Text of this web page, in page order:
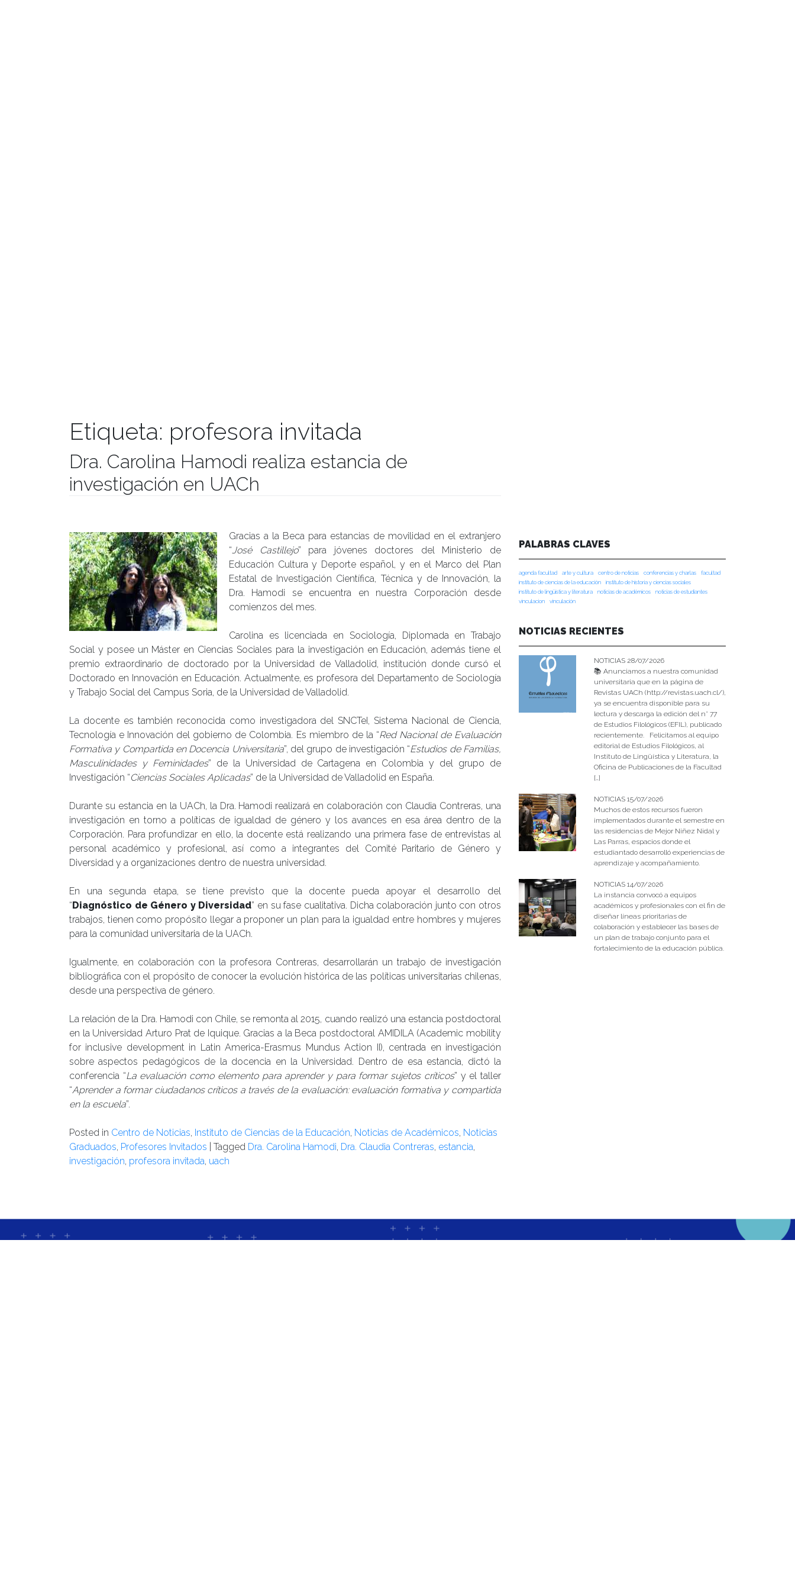
Etiqueta: profesora invitada
Dra. Carolina Hamodi realiza estancia de
investigación en UACh
Gracias a la Beca para estancias de movilidad en el extranjero
“José Castillejo” para jóvenes doctores del Ministerio de
Educación Cultura y Deporte español, y en el Marco del Plan
Estatal de Investigación Científica, Técnica y de Innovación, la
Dra. Hamodi se encuentra en nuestra Corporación desde
comienzos del mes.
Carolina es licenciada en Sociología, Diplomada en Trabajo
Social y posee un Máster en Ciencias Sociales para la investigación en Educación, además tiene el
premio extraordinario de doctorado por la Universidad de Valladolid, institución donde cursó el
Doctorado en Innovación en Educación. Actualmente, es profesora del Departamento de Sociología
y Trabajo Social del Campus Soria, de la Universidad de Valladolid.
La docente es también reconocida como investigadora del SNCTeI, Sistema Nacional de Ciencia,
Tecnología e Innovación del gobierno de Colombia. Es miembro de la “Red Nacional de Evaluación
Formativa y Compartida en Docencia Universitaria”, del grupo de investigación “Estudios de Familias,
Masculinidades y Feminidades” de la Universidad de Cartagena en Colombia y del grupo de
Investigación “Ciencias Sociales Aplicadas” de la Universidad de Valladolid en España.
Durante su estancia en la UACh, la Dra. Hamodi realizará en colaboración con Claudia Contreras, una
investigación en torno a políticas de igualdad de género y los avances en esa área dentro de la
Corporación. Para profundizar en ello, la docente está realizando una primera fase de entrevistas al
personal académico y profesional, así como a integrantes del Comité Paritario de Género y
Diversidad y a organizaciones dentro de nuestra universidad.
En una segunda etapa, se tiene previsto que la docente pueda apoyar el desarrollo del
“ Diagnóstico de Género y Diversidad” en su fase cualitativa. Dicha colaboración junto con otros
trabajos, tienen como propósito llegar a proponer un plan para la igualdad entre hombres y mujeres
para la comunidad universitaria de la UACh.
Igualmente, en colaboración con la profesora Contreras, desarrollarán un trabajo de investigación
bibliográfica con el propósito de conocer la evolución histórica de las políticas universitarias chilenas,
desde una perspectiva de género.
La relación de la Dra. Hamodi con Chile, se remonta al 2015, cuando realizó una estancia postdoctoral
en la Universidad Arturo Prat de Iquique. Gracias a la Beca postdoctoral AMIDILA (Academic mobility
for inclusive development in Latin America-Erasmus Mundus Action II), centrada en investigación
sobre aspectos pedagógicos de la docencia en la Universidad. Dentro de esa estancia, dictó la
conferencia “La evaluación como elemento para aprender y para formar sujetos críticos” y el taller
“Aprender a formar ciudadanos críticos a través de la evaluación: evaluación formativa y compartida
en la escuela”.
Posted in Centro de Noticias, Instituto de Ciencias de la Educación, Noticias de Académicos, Noticias
Graduados, Profesores Invitados Tagged Dra. Carolina Hamodi, Dra. Claudia Contreras, estancia,
investigación, profesora invitada, uach
PALABRAS CLAVES
agenda facultad arte y cultura centro de noticias conferencias y charlas
facultad
instituto de ciencias de la educación
instituto de historia y ciencias sociales
instituto de lingüística y literatura
noticias de académicos
noticias de estudiantes
vinculacion
vinculación
NOTICIAS RECIENTES
NOTICIAS 28/07/2026
📚 Anunciamos a nuestra comunidad
universitaria que en la página de
Revistas UACh (http://revistas.uach.cl/),
ya se encuentra disponible para su
lectura y descarga la edición del n° 77
de Estudios Filológicos (EFIL), publicado
recientemente. Felicitamos al equipo
editorial de Estudios Filológicos, al
Instituto de Lingüística y Literatura, la
Oficina de Publicaciones de la Facultad
[…]
NOTICIAS 15/07/2026
Muchos de estos recursos fueron
implementados durante el semestre en
las residencias de Mejor Niñez Nidal y
Las Parras, espacios donde el
estudiantado desarrolló experiencias de
aprendizaje y acompañamiento.
NOTICIAS 14/07/2026
La instancia convocó a equipos
académicos y profesionales con el fin de
diseñar líneas prioritarias de
colaboración y establecer las bases de
un plan de trabajo conjunto para el
fortalecimiento de la educación pública.